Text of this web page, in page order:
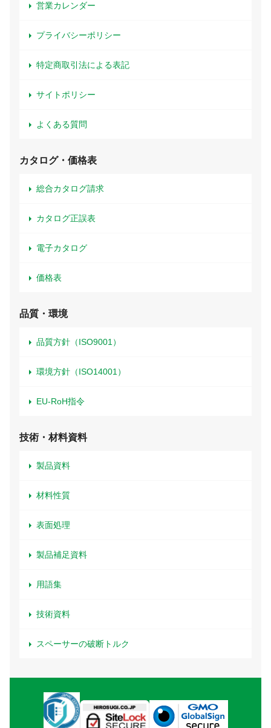
営業カレンダー
プライバシーポリシー
特定商取引法による表記
サイトポリシー
よくある質問
カタログ・価格表
総合カタログ請求
カタログ正誤表
電子カタログ
価格表
品質・環境
品質方針（ISO9001）
環境方針（ISO14001）
EU-RoH指令
技術・材料資料
製品資料
材料性質
表面処理
製品補足資料
用語集
技術資料
スペーサーの破断トルク